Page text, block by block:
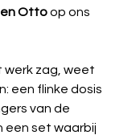
Otto op ons
werk zag, weet
een flinke dosis
van de
een set waarbij